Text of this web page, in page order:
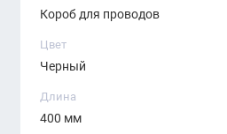
Универсальное
Короб для проводов
Цвет
Черный
Длина
400 мм